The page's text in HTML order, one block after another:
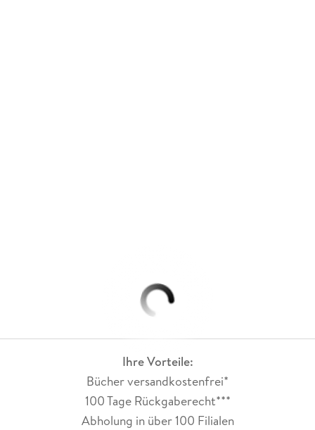
Ihre Vorteile:
Bücher versandkostenfrei*
100 Tage Rückgaberecht***
Abholung in über 100 Filialen